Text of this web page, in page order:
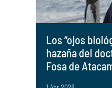
Los “ojos
hazaña del
Fosa de